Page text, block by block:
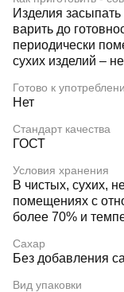
Изделия
варить до
периодически
сухих изделий –
Готово к
Нет
Стандарт качества
ГОСТ
Условия хранения
В чистых, сухих,
помещениях с
более 70% и
Сахар
Без добавления
Вид упаковки